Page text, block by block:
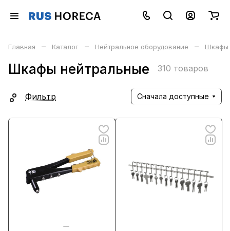
Главная – Каталог – Нейтральное оборудование – Шкафы
Шкафы нейтральные 310 товаров
Фильтр Сначала доступные